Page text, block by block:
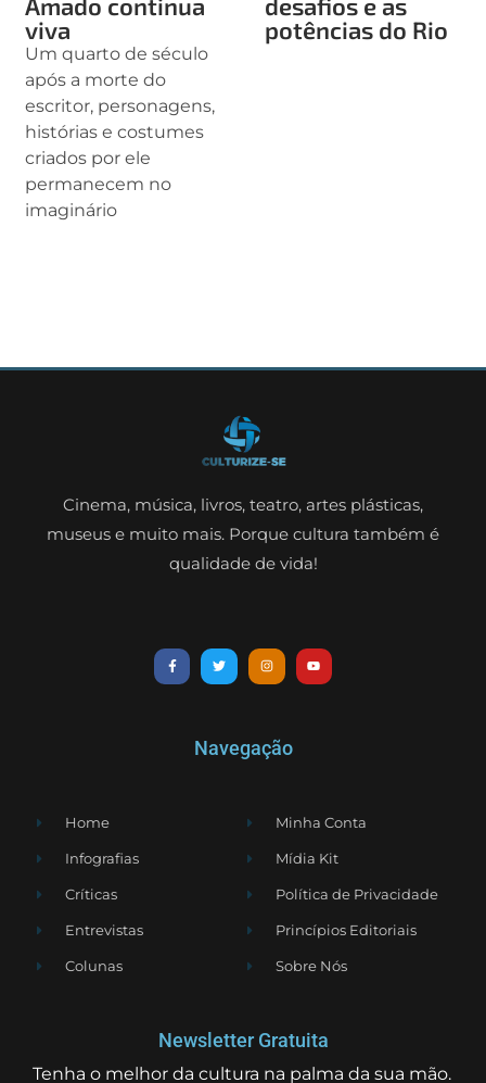
viva
Um quarto de século
após a morte do
escritor, personagens,
histórias e costumes
criados por ele
permanecem no
imaginário
potências do Rio
Cinema, música, livros, teatro, artes plásticas,
museus e muito mais. Porque cultura também é
qualidade de vida!
Navegação
Home
Infografias
Críticas
Entrevistas
Colunas
Minha Conta
Mídia Kit
Política de Privacidade
Princípios Editoriais
Sobre Nós
Newsletter Gratuita
Tenha o melhor da cultura na palma da sua mão.